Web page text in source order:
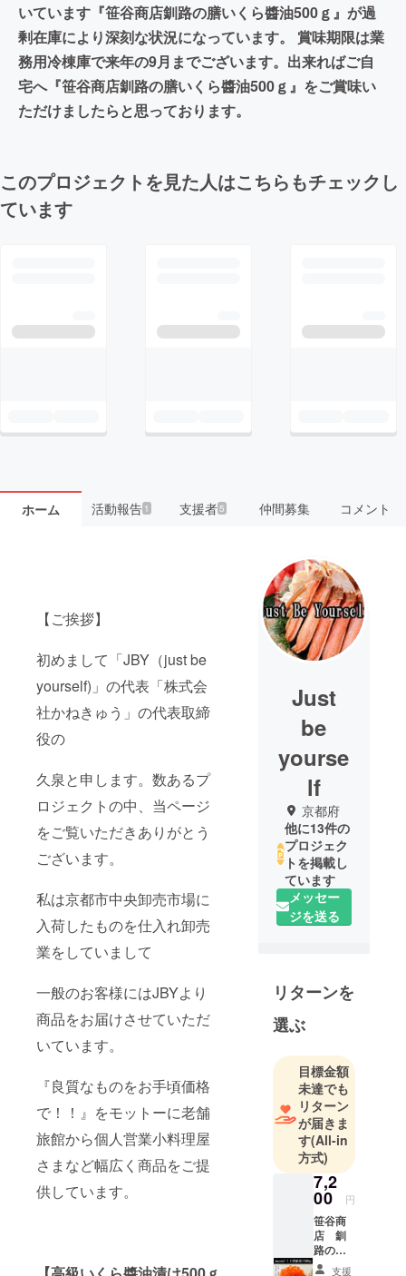
いています『笹谷商店釧路の膳いくら醬油500ｇ』が過
剰在庫により深刻な状況になっています。 賞味期限は業
務用冷棟庫で来年の9月までございます。出来ればご自
宅へ『笹谷商店釧路の膳いくら醬油500ｇ』をご賞味い
ただけましたらと思っております。
このプロジェクトを見た人はこちらもチェックし
ています
ホーム 活動報告1 支援者5 仲間募集 コメント
【ご挨拶】
初めまして「JBY（just be
yourself)」の代表「株式会
社かねきゅう」の代表取締
役の
久泉と申します。数あるプ
ロジェクトの中、当ページ
をご覧いただきありがとう
ございます。
私は京都市中央卸売市場に
入荷したものを仕入れ卸売
業をしていまして
一般のお客様にはJBYより
商品をお届けさせていただ
いています。
『良質なものをお手頃価格
で！！』をモットーに老舗
旅館から個人営業小料理屋
さまなど幅広く商品をご提
供しています。
Just
be
yourse
lf
京都府
他に13件の
プロジェク
トを掲載し
ています
メッセー
ジを送る
リターンを
選ぶ
目標金額
未達でも
リターン
が届きま
す(All-in
方式)
7,2
00 円
笹谷商
店 釧
路の
膳 い
支援